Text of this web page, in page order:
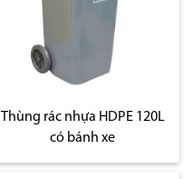
Thùng rác nhựa HDPE 120L
có bánh xe